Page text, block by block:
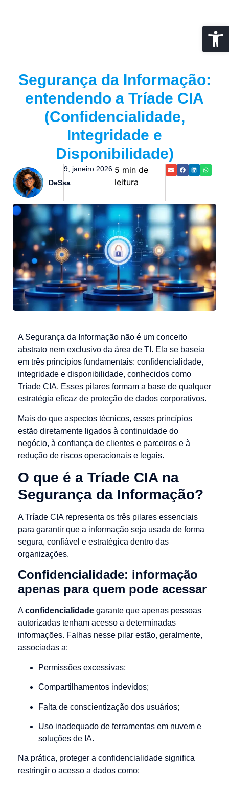
Segurança da Informação:
entendendo a Tríade CIA
(Confidencialidade,
Integridade e
Disponibilidade)
DeSsa
9, janeiro 2026 5 min de
leitura
A Segurança da Informação não é um conceito
abstrato nem exclusivo da área de TI. Ela se baseia
em três princípios fundamentais: confidencialidade,
integridade e disponibilidade, conhecidos como
Tríade CIA. Esses pilares formam a base de qualquer
estratégia eficaz de proteção de dados corporativos.
Mais do que aspectos técnicos, esses princípios
estão diretamente ligados à continuidade do
negócio, à confiança de clientes e parceiros e à
redução de riscos operacionais e legais.
O que é a Tríade CIA na
Segurança da Informação?
A Tríade CIA representa os três pilares essenciais
para garantir que a informação seja usada de forma
segura, confiável e estratégica dentro das
organizações.
Confidencialidade: informação
apenas para quem pode acessar
Aconfidencialidade garante que apenas pessoas
autorizadas tenham acesso a determinadas
informações. Falhas nesse pilar estão, geralmente,
associadas a:
Permissões excessivas;
Compartilhamentos indevidos;
Falta de conscientização dos usuários;
Uso inadequado de ferramentas em nuvem e
soluções de IA.
Na prática, proteger a confidencialidade significa
restringir o acesso a dados como:
Abrir